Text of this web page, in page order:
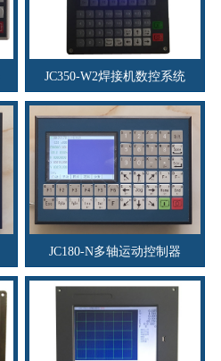
JC350-W2焊接机数控系统
JC180-N多轴运动控制器